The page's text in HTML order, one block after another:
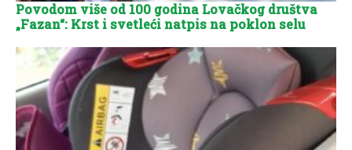
Povodom više od 100 godina Lovačkog društva
„Fazan“: Krst i svetleći natpis na poklon selu